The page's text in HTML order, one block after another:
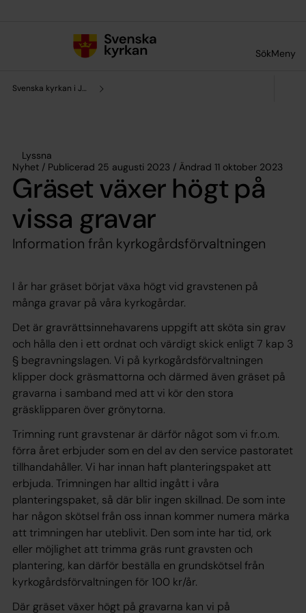
SökMeny
Svenska kyrkan i Järna och Vårdinge
Lyssna
Nyhet / Publicerad 25 augusti 2023 / Ändrad 11 oktober 2023
Gräset växer högt på
vissa gravar
Information från kyrkogårdsförvaltningen
I år har gräset börjat växa högt vid gravstenen på
många gravar på våra kyrkogårdar.
Det är gravrättsinnehavarens uppgift att sköta sin grav
och hålla den i ett ordnat och värdigt skick enligt 7 kap 3
§ begravningslagen. Vi på kyrkogårdsförvaltningen
klipper dock gräsmattorna och därmed även gräset på
gravarna i samband med att vi kör den stora
gräsklipparen över grönytorna.
Trimning runt gravstenar är därför något som vi fr.o.m.
förra året erbjuder som en del av den service pastoratet
tillhandahåller. Vi har innan haft planteringspaket att
erbjuda. Trimningen har alltid ingått i våra
planteringspaket, så där blir ingen skillnad. De som inte
har någon skötsel från oss innan kommer numera märka
att trimningen har uteblivit. Den som inte har tid, ork
eller möjlighet att trimma gräs runt gravsten och
plantering, kan därför beställa en grundskötsel från
kyrkogårdsförvaltningen för 100 kr/år.
Där gräset växer högt på gravarna kan vi på